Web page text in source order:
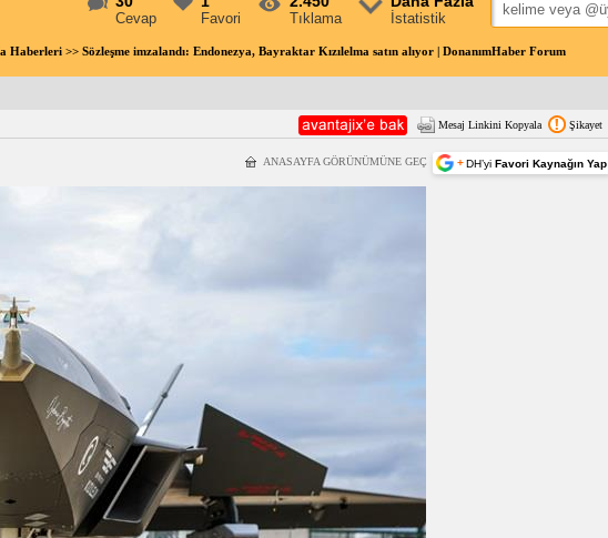
Cevap Favori Tıklama İstatistik
Haberleri>> Sözleşme imzalandı: Endonezya, Bayraktar Kızılelma satın alıyor | DonanımHaber Forum
Mesaj Linkini Kopyala Şikayet
+ DH’yi Favori Kaynağın Yap
ANASAYFA GÖRÜNÜMÜNE GEÇ